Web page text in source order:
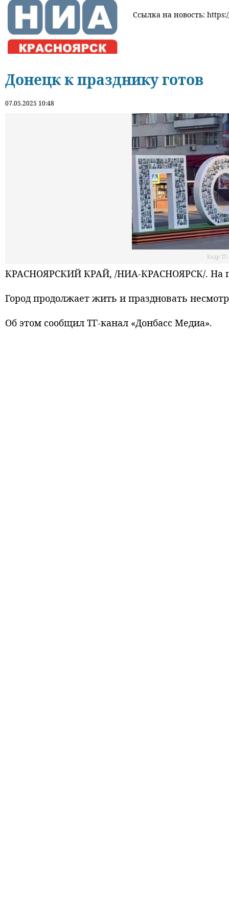
Ссылка на новость:
Донецк к празднику готов
07.05.2025 10:48
Кадр
КРАСНОЯРСКИЙ КРАЙ, /НИА-КРАСНОЯРСК/. На
Город продолжает жить и праздновать
Об этом сообщил ТГ-канал «Донбасс Медиа».